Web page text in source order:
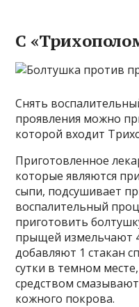
С
Снять
проявления можно
которой входит
Приготовленное
которые являются
сыпи, подсушивает
воспалительный
приготовить
прыщей измельчают
добавляют 1 стакан
сутки в темном
средством
кожного покрова.